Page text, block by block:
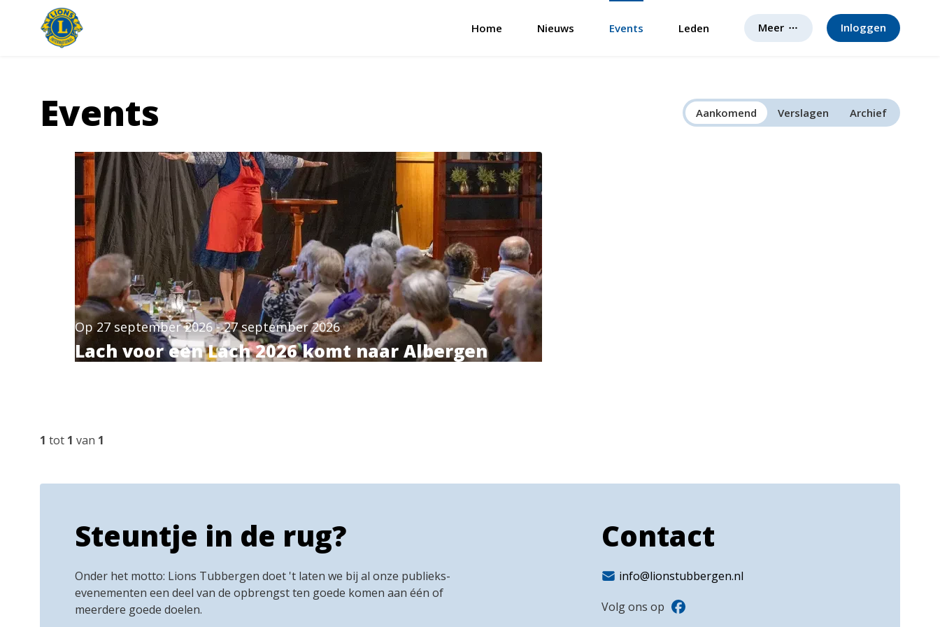
Home Nieuws Events Leden Meer Inloggen
Events Aankomend Verslagen Archief
Op27 september 2026-27 september 2026
Lach voor een Lach 2026 komt naar Albergen
1 tot 1 van 1
Steuntje in de rug?
Onder het motto: Lions Tubbergen doet 't laten we bij al onze publieks-
evenementen een deel van de opbrengst ten goede komen aan één of
meerdere goede doelen.
Contact
info@lionstubbergen.nl
Volg ons op